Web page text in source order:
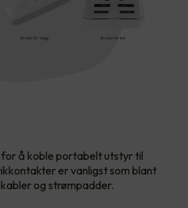
å koble portabelt utstyr til
er vanligst som blant
og strømpadder.